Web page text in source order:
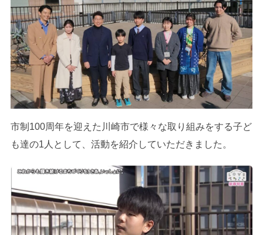
市制100周年を迎えた川崎市で様々な取り組みをする子ど
も達の1人として、活動を紹介していただきました。